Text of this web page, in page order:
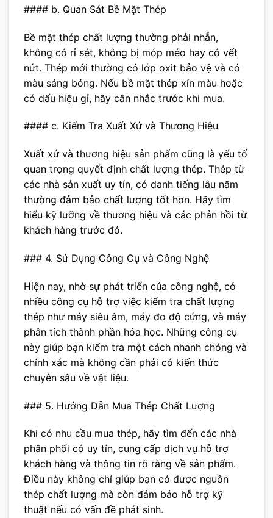
#### b. Quan Sát Bề Mặt Thép
Bề mặt thép chất lượng thường phải nhẵn,
không có rỉ sét, không bị móp méo hay có vết
nứt. Thép mới thường có lớp oxit bảo vệ và có
màu sáng bóng. Nếu bề mặt thép xỉn màu hoặc
có dấu hiệu gỉ, hãy cân nhắc trước khi mua.
#### c. Kiểm Tra Xuất Xứ và Thương Hiệu
Xuất xứ và thương hiệu sản phẩm cũng là yếu tố
quan trọng quyết định chất lượng thép. Thép từ
các nhà sản xuất uy tín, có danh tiếng lâu năm
thường đảm bảo chất lượng tốt hơn. Hãy tìm
hiểu kỹ lưỡng về thương hiệu và các phản hồi từ
khách hàng trước đó.
### 4. Sử Dụng Công Cụ và Công Nghệ
Hiện nay, nhờ sự phát triển của công nghệ, có
nhiều công cụ hỗ trợ việc kiểm tra chất lượng
thép như máy siêu âm, máy đo độ cứng, và máy
phân tích thành phần hóa học. Những công cụ
này giúp bạn kiểm tra một cách nhanh chóng và
chính xác mà không cần phải có kiến thức
chuyên sâu về vật liệu.
### 5. Hướng Dẫn Mua Thép Chất Lượng
Khi có nhu cầu mua thép, hãy tìm đến các nhà
phân phối có uy tín, cung cấp dịch vụ hỗ trợ
khách hàng và thông tin rõ ràng về sản phẩm.
Điều này không chỉ giúp bạn có được nguồn
thép chất lượng mà còn đảm bảo hỗ trợ kỹ
thuật nếu có vấn đề phát sinh.